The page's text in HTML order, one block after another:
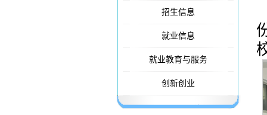
招生信息
就业信息
就业教育与服务
创新创业